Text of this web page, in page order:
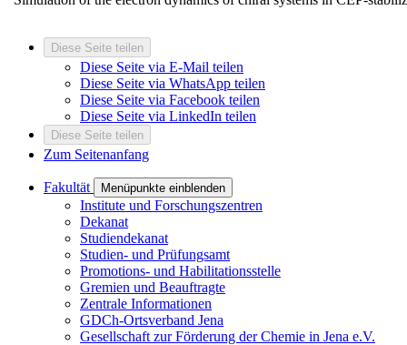
Diese Seite teilen
Diese Seite via E-Mail teilen
Diese Seite via WhatsApp teilen
Diese Seite via Facebook teilen
Diese Seite via LinkedIn teilen
Diese Seite teilen
Zum Seitenanfang
Fakultät Menüpunkte einblenden
Institute und Forschungszentren
Dekanat
Studiendekanat
Studien- und Prüfungsamt
Promotions- und Habilitationsstelle
Gremien und Beauftragte
Zentrale Informationen
GDCh-Ortsverband Jena
Gesellschaft zur Förderung der Chemie in Jena e.V.